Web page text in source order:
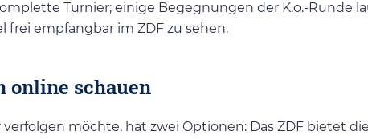
Turnier; einige Begegnungen der K.o.-Runde
frei empfangbar im ZDF zu sehen.
online schauen
möchte, hat zwei Optionen: Das ZDF bietet